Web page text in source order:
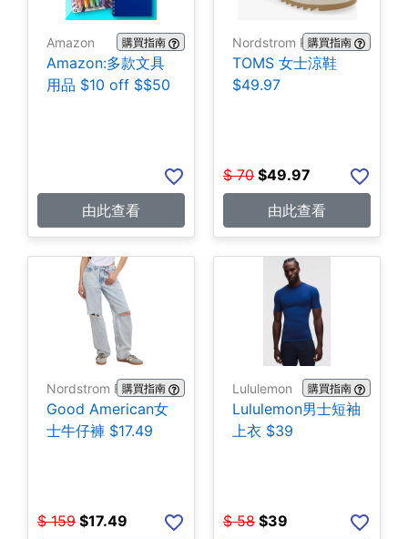
Amazon 購買指南
Amazon:多款文具
用品 $10 off $$50
由此查看
Nordstrom Rack購買指南
TOMS 女士涼鞋
$49.97
$ 70 $49.97
由此查看
Nordstrom Rack購買指南
Good American女
士牛仔褲 $17.49
$ 159 $17.49
Lululemon 購買指南
Lululemon男士短袖
上衣 $39
$ 58 $39